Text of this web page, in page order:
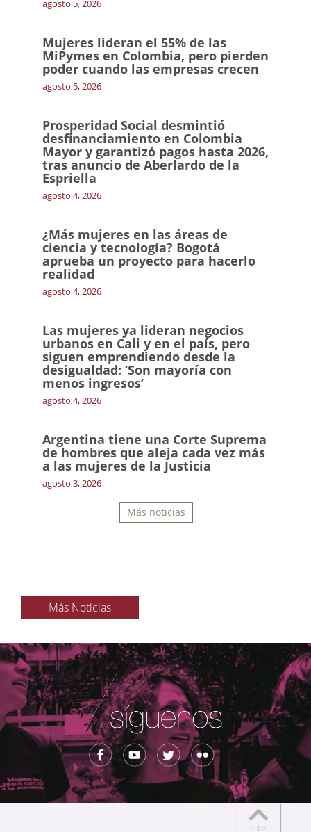
agosto 5, 2026
Mujeres lideran el 55% de las
MiPymes en Colombia, pero pierden
poder cuando las empresas crecen
agosto 5, 2026
Prosperidad Social desmintió
desfinanciamiento en Colombia
Mayor y garantizó pagos hasta 2026,
tras anuncio de Aberlardo de la
Espriella
agosto 4, 2026
¿Más mujeres en las áreas de
ciencia y tecnología? Bogotá
aprueba un proyecto para hacerlo
realidad
agosto 4, 2026
Las mujeres ya lideran negocios
urbanos en Cali y en el país, pero
siguen emprendiendo desde la
desigualdad: ‘Son mayoría con
menos ingresos’
agosto 4, 2026
Argentina tiene una Corte Suprema
de hombres que aleja cada vez más
a las mujeres de la Justicia
agosto 3, 2026
Más noticias
Más Noticias